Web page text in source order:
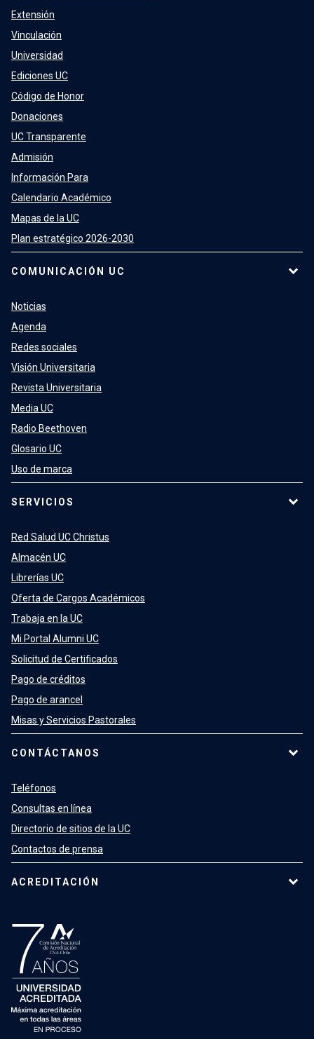
Extensión
Vinculación
Universidad
Ediciones UC
Código de Honor
Donaciones
UC Transparente
Admisión
Información Para
Calendario Académico
Mapas de la UC
Plan estratégico 2026-2030
COMUNICACIÓN UC
Noticias
Agenda
Redes sociales
Visión Universitaria
Revista Universitaria
Media UC
Radio Beethoven
Glosario UC
Uso de marca
SERVICIOS
Red Salud UC Christus
Almacén UC
Librerías UC
Oferta de Cargos Académicos
Trabaja en la UC
Mi Portal Alumni UC
Solicitud de Certificados
Pago de créditos
Pago de arancel
Misas y Servicios Pastorales
CONTÁCTANOS
Teléfonos
Consultas en línea
Directorio de sitios de la UC
Contactos de prensa
ACREDITACIÓN